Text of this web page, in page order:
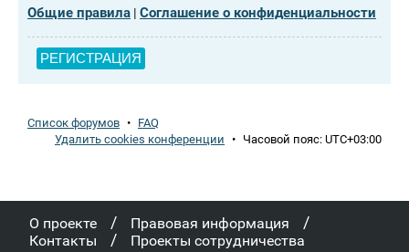
Общие правила | Соглашение о конфиденциальности
РЕГИСТРАЦИЯ
Список форумов • FAQ
Удалить cookies конференции • Часовой пояс: UTC+03:00
О проекте / Правовая информация /
Контакты / Проекты сотрудничества